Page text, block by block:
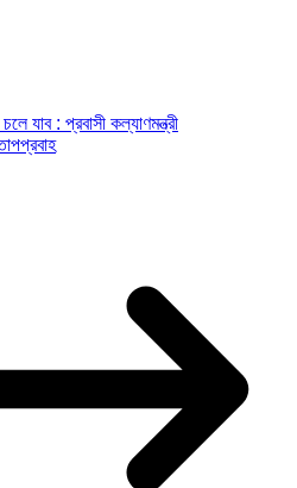
যাব : প্রবাসী কল্যাণমন্ত্রী